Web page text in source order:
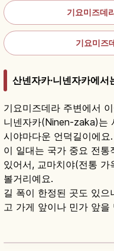
기요미즈데
기요미즈
산넨자카·니넨자카에서
기요미즈데라 주변에서
니넨자카(Ninen-zaka)는
시야마다운 언덕길이에요.
이 일대는 국가 중요 전통
있어서, 교마치야(전통
볼거리예요.
길 폭이 한정된 곳도 있으
고 가게 앞이나 민가 앞을
니넨자카(二年坂) 교토